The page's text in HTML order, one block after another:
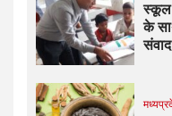
स्कूल
के